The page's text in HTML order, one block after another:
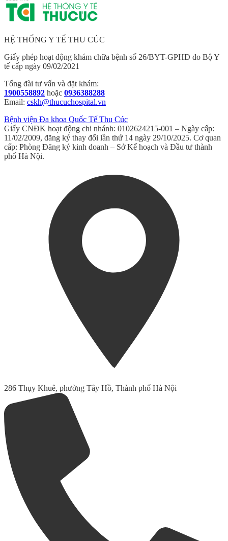
HỆ THỐNG Y TẾ THU CÚC
Giấy phép hoạt động khám chữa bệnh số 26/BYT-GPHĐ do Bộ Y
tế cấp ngày 09/02/2021
Tổng đài tư vấn và đặt khám:
1900558892 hoặc 0936388288
Email: cskh@thucuchospital.vn
Bệnh viện Đa khoa Quốc Tế Thu Cúc
Giấy CNĐK hoạt động chi nhánh: 0102624215-001 – Ngày cấp:
11/02/2009, đăng ký thay đổi lần thứ 14 ngày 29/10/2025. Cơ quan
cấp: Phòng Đăng ký kinh doanh – Sở Kế hoạch và Đầu tư thành
phố Hà Nội.
286 Thụy Khuê, phường Tây Hồ, Thành phố Hà Nội